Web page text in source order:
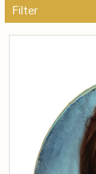
Filter